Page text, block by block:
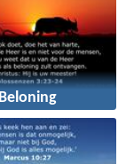
Beloning